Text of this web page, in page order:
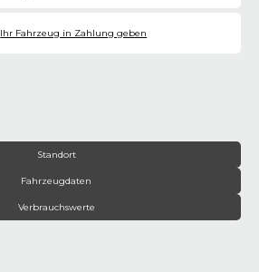
Ihr Fahrzeug in Zahlung geben
Standort
Fahrzeugdaten
Verbrauchswerte